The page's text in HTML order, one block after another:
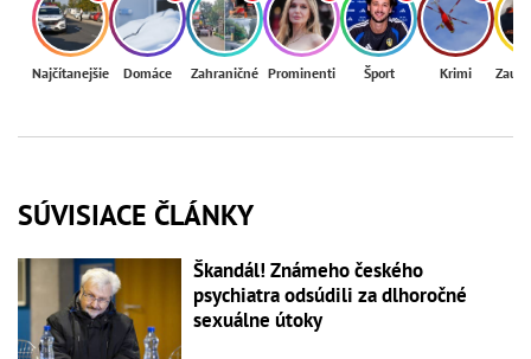
Najčítanejšie Domáce Zahraničné Prominenti Šport Krimi
SÚVISIACE ČLÁNKY
Škandál! Známeho českého
psychiatra odsúdili za dlhoročné
sexuálne útoky